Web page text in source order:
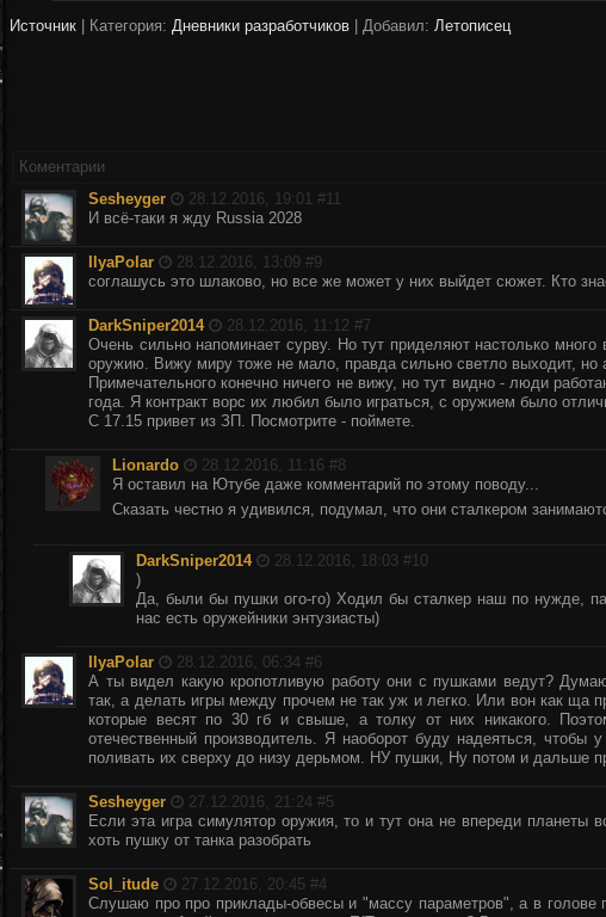
Источник Категория: Дневники разработчиков | Добавил: Летописец
Коментарии
Sesheyger
28.12.2016, 19:01 #11
И всё-таки я жду Russia 2028
IlyaPolar 28.12.2016, 13:09 #9
соглашусь это шлаково, но все же может у них выйдет сюжет. Кто
DarkSniper2014 28.12.2016, 11:12 #7
Очень сильно напоминает сурву. Но тут приделяют настолько
оружию. Вижу миру тоже не мало, правда сильно светло выходит,
Примечательного конечно ничего не вижу, но тут видно - люди
года. Я контракт ворс их любил было играться, с оружием было
С 17.15 привет из ЗП. Посмотрите - поймете.
Lionardo 28.12.2016, 11:16 #8
Я оставил на Ютубе даже комментарий по этому поводу...
Сказать честно я удивился, подумал, что они сталкером
DarkSniper2014 28.12.2016, 18:03 #10
)
Да, были бы пушки ого-го) Ходил бы сталкер наш по нужде,
нас есть оружейники энтузиасты)
IlyaPolar 28.12.2016, 06:34 #6
А ты видел какую кропотливую работу они с пушками ведут?
так, а делать игры между прочем не так уж и легко. Или вон как ща
которые весят по 30 гб и свыше, а толку от них никакого.
отечественный производитель. Я наоборот буду надеяться,
поливать их сверху до низу дерьмом. НУ пушки, Ну потом и дальше
Sesheyger 27.12.2016, 21:24 #5
Если эта игра симулятор оружия, то и тут она не впереди планеты
хоть пушку от танка разобрать
Sol_itude 27.12.2016, 20:45 #4
Слушаю про про приклады-обвесы и "массу параметров", а в голове